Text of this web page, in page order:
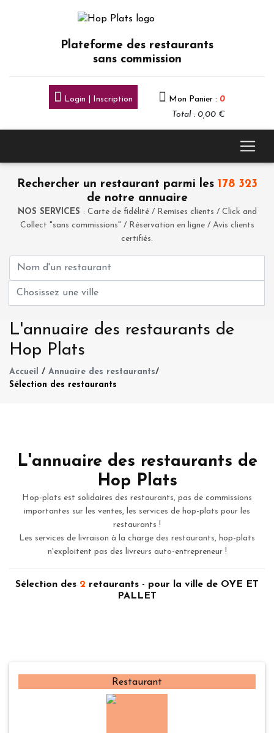
Plateforme des restaurants
sans commission
Login | Inscription Mon Panier : 0
Total : 0,00 €
Rechercher un restaurant parmi les 178 323
de notre annuaire
NOS SERVICES : Carte de fidélité / Remises clients / Click and
Collect "sans commissions" / Réservation en ligne / Avis clients
certifiés.
L'annuaire des restaurants de
Hop Plats
Accueil / Annuaire des restaurants/
Sélection des restaurants
L'annuaire des restaurants de
Hop Plats
Hop-plats est solidaires des restaurants, pas de commissions
importantes sur les ventes, les services de hop-plats pour les
restaurants !
Les services de livraison à la charge des restaurants, hop-plats
n'exploitent pas des livreurs auto-entrepreneur !
Sélection des 2 retaurants - pour la ville de OYE ET
PALLET
Restaurant